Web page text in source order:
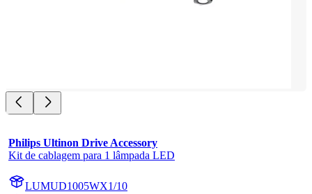
Philips Ultinon Drive Accessory
Kit de cablagem para 1 lâmpada LED
LUMUD1005WX1/10